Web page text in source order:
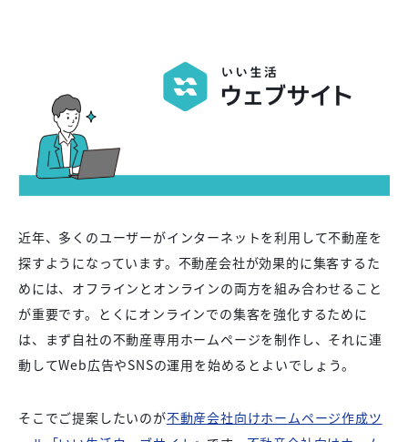
近年、多くのユーザーがインターネットを利用して不動産を
探すようになっています。不動産会社が効果的に集客するた
めには、オフラインとオンラインの両方を組み合わせること
が重要です。とくにオンラインでの集客を強化するために
は、まず自社の不動産専用ホームページを制作し、それに連
動してWeb広告やSNSの運用を始めるとよいでしょう。
そこでご提案したいのが不動産会社向けホームページ作成ツ